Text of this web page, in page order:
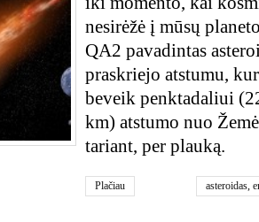
nesirėžė į mūsų
QA2 pavadintas
praskriejo atstumu,
beveik penktadaliui
km) atstumo nuo
tariant, per plauką.
Plačiau asteroidas,